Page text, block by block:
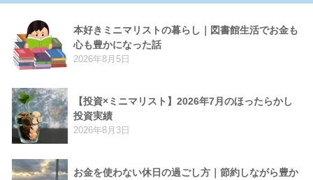
本好きミニマリストの暮らし｜図書館生活でお金も
心も豊かになった話
2026年8月5日
【投資×ミニマリスト】2026年7月のほったらかし
投資実績
2026年8月3日
お金を使わない休日の過ごし方｜節約しながら豊か